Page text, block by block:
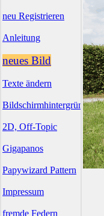
neu Registrieren
Anleitung
neues Bild
Texte ändern
Bildschirmhintergründe
2D, Off-Topic
Gigapanos
Papywizard Pattern
Impressum
fremde Federn